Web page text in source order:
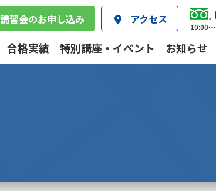
講習会のお申し込み アクセス
10:00
合格実績 特別講座・イベント お知らせ